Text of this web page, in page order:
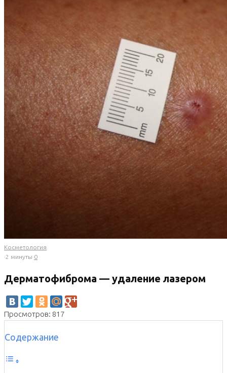
Косметология
·2 минуты·0
Дерматофиброма — удаление лазером
Просмотров: 817
Содержание